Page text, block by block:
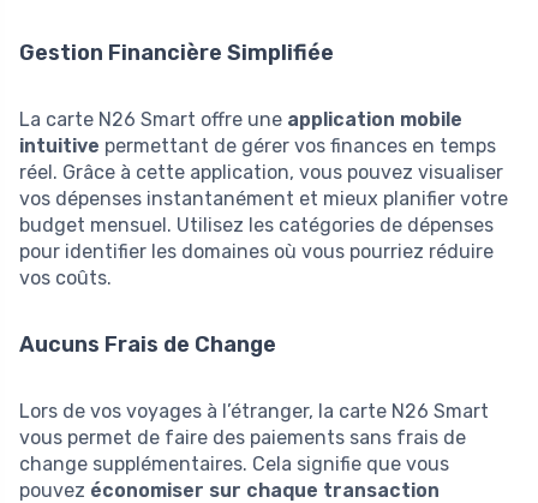
Gestion Financière Simplifiée
La carte N26 Smart offre une application mobile
intuitive permettant de gérer vos finances en temps
réel. Grâce à cette application, vous pouvez visualiser
vos dépenses instantanément et mieux planifier votre
budget mensuel. Utilisez les catégories de dépenses
pour identifier les domaines où vous pourriez réduire
vos coûts.
Aucuns Frais de Change
Lors de vos voyages à l’étranger, la carte N26 Smart
vous permet de faire des paiements sans frais de
change supplémentaires. Cela signifie que vous
pouvez économiser sur chaque transaction